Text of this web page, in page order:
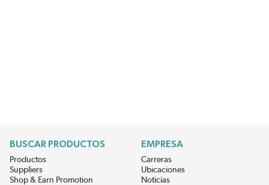
BUSCAR PRODUCTOS
Productos
Suppliers
Shop & Earn Promotion
EMPRESA
Carreras
Ubicaciones
Noticias